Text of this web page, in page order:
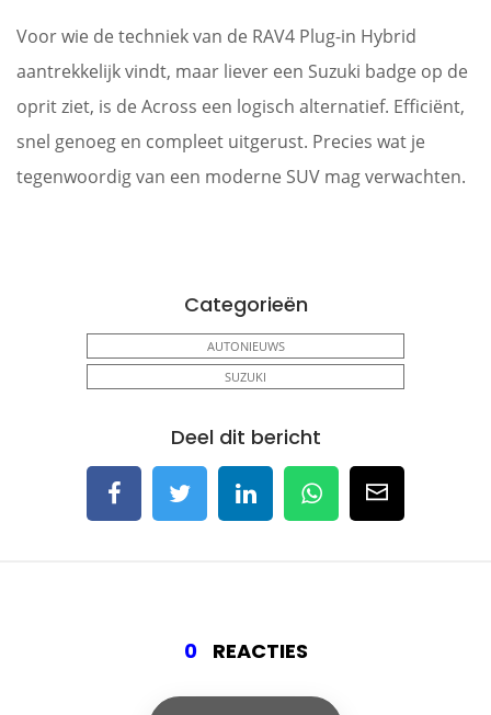
Voor wie de techniek van de RAV4 Plug-in Hybrid
aantrekkelijk vindt, maar liever een Suzuki badge op de
oprit ziet, is de Across een logisch alternatief. Efficiënt,
snel genoeg en compleet uitgerust. Precies wat je
tegenwoordig van een moderne SUV mag verwachten.
Categorieën
AUTONIEUWS
SUZUKI
Deel dit bericht
0 REACTIES